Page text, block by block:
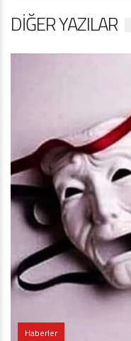
DIĞER YAZILAR
Haberler